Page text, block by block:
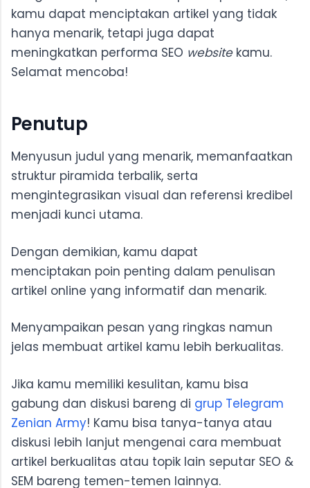
kamu dapat menciptakan artikel yang tidak
hanya menarik, tetapi juga dapat
meningkatkan performa SEO websitekamu.
Selamat mencoba!
Penutup
Menyusun judul yang menarik, memanfaatkan
struktur piramida terbalik, serta
mengintegrasikan visual dan referensi kredibel
menjadi kunci utama.
Dengan demikian, kamu dapat
menciptakan poin penting dalam penulisan
artikel online yang informatif dan menarik.
Menyampaikan pesan yang ringkas namun
jelas membuat artikel kamu lebih berkualitas.
Jika kamu memiliki kesulitan, kamu bisa
gabung dan diskusi bareng di grup Telegram
Zenian Army! Kamu bisa tanya-tanya atau
diskusi lebih lanjut mengenai cara membuat
artikel berkualitas atau topik lain seputar SEO &
SEM bareng temen-temen lainnya.